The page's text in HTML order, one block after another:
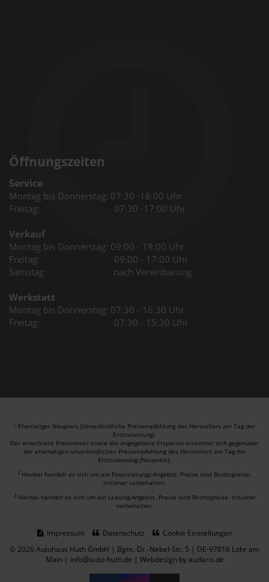
Öffnungszeiten
Service
Montag bis Donnerstag: 07:30 -18:00 Uhr
Freitag: 07:30 -17:00 Uhr
Verkauf
Montag bis Donnerstag: 09:00 - 18:00 Uhr
Freitag: 09:00 - 17:00 Uhr
Samstag nach Vereinbarung
Werkstatt
Montag bis Donnerstag: 07:30 - 16:30 Uhr
Freitag: 07:30 - 15:30 Uhr
1 Ehemaliger Neupreis (Unverbindliche Preisempfehlung des Herstellers am Tag der
Erstzulassung).
Der errechnete Preisvorteil sowie die angegebene Ersparnis errechnet sich gegenüber
der ehemaligen unverbindlichen Preisempfehlung des Herstellers am Tag der
Erstzulassung (Neupreis).
2 Hierbei handelt es sich um ein Finanzierungs-Angebot. Preise sind Bruttopreise.
Irrtümer vorbehalten.
3 Hierbei handelt es sich um ein Leasing-Angebot. Preise sind Bruttopreise. Irrtümer
vorbehalten.
Impressum Datenschutz
Cookie Einstellungen
© 2026 Autohaus Huth GmbH | Bgm.-Dr.-Nebel-Str. 5 | DE-97816 Lohr am
Main | info@auto-huth.de | Webdesign by audaris.de